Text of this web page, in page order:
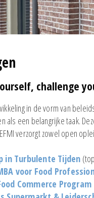
challenge
in de vorm van
als een belangrijke taak.
verzorgt zowel open
in Turbulente Tijden
voor Food
Commerce Program